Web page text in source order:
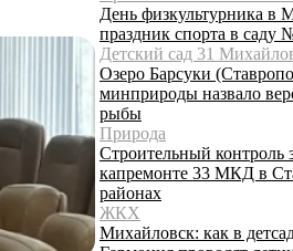
День физкультурника в
праздник спорта в саду
Детский сад 31
Озеро Барсуки
минприроды назвало
рыбы
Природа
Строительный контроль
капремонте 33 МКД в
районах
ЖКХ
Михайловск: как в